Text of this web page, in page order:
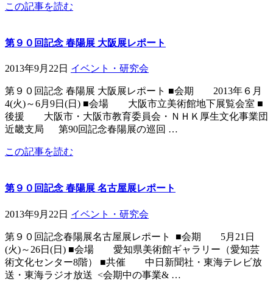
この記事を読む
第９０回記念 春陽展 大阪展レポート
2013年9月22日 イベント・研究会
第９０回記念 春陽展 大阪展レポート ■会期 2013年６月
4(火)～6月9日(日) ■会場 大阪市立美術館地下展覧会室 ■
後援 大阪市・大阪市教育委員会・ＮＨＫ厚生文化事業団
近畿支局 第90回記念春陽展の巡回 …
この記事を読む
第９０回記念 春陽展 名古屋展レポート
2013年9月22日 イベント・研究会
第９０回記念春陽展名古屋展レポート ■会期 5月21日
(火)～26日(日) ■会場 愛知県美術館ギャラリー（愛知芸
術文化センター8階） ■共催 中日新聞社・東海テレビ放
送・東海ラジオ放送 <会期中の事業& …